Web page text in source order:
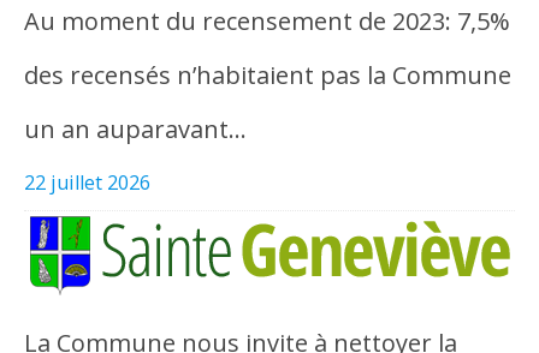
Au moment du recensement de 2023: 7,5%
des recensés n’habitaient pas la Commune
un an auparavant…
22 juillet 2026
La Commune nous invite à nettoyer la